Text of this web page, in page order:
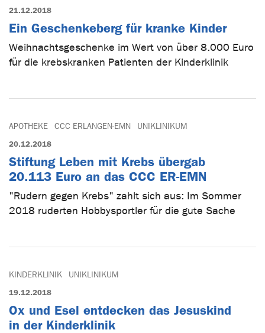
21.12.2018
Ein Geschenkeberg für kranke Kinder
Weihnachtsgeschenke im Wert von über 8.000 Euro
für die krebskranken Patienten der Kinderklinik
APOTHEKE CCC ERLANGEN-EMN UNIKLINIKUM
20.12.2018
Stiftung Leben mit Krebs übergab
20.113 Euro an das CCC ER-EMN
"Rudern gegen Krebs" zahlt sich aus: Im Sommer
2018 ruderten Hobbysportler für die gute Sache
KINDERKLINIK UNIKLINIKUM
19.12.2018
Ox und Esel entdecken das Jesuskind
in der Kinderklinik